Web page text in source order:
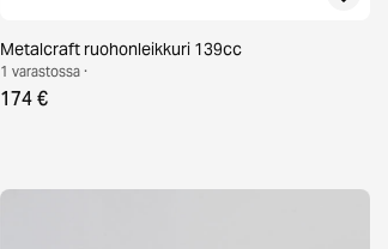
Metalcraft ruohonleikkuri 139cc
1 varastossa ·
174 €